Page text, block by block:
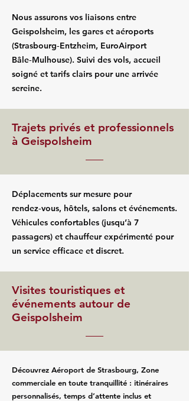
Nous assurons vos liaisons entre
Geispolsheim, les gares et aéroports
(Strasbourg‑Entzheim, EuroAirport
Bâle‑Mulhouse). Suivi des vols, accueil
soigné et tarifs clairs pour une arrivée
sereine.
Trajets privés et professionnels
à Geispolsheim
Déplacements sur mesure pour
rendez‑vous, hôtels, salons et événements.
Véhicules confortables (jusqu’à 7
passagers) et chauffeur expérimenté pour
un service efficace et discret.
Visites touristiques et
événements autour de
Geispolsheim
Découvrez Aéroport de Strasbourg, Zone
commerciale en toute tranquillité : itinéraires
personnalisés, temps d’attente inclus et